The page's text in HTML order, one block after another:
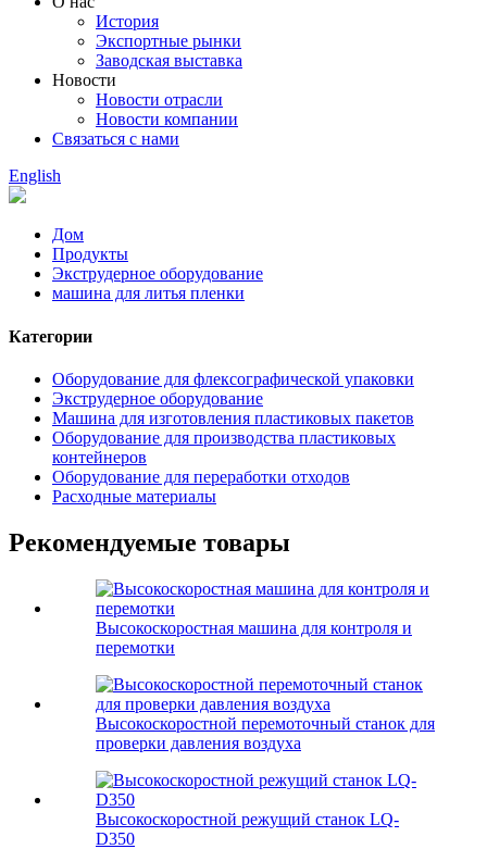
История
Экспортные рынки
Заводская выставка
Новости
Новости отрасли
Новости компании
Связаться с нами
English
Дом
Продукты
Экструдерное оборудование
машина для литья пленки
Категории
Оборудование для флексографической упаковки
Экструдерное оборудование
Машина для изготовления пластиковых пакетов
Оборудование для производства пластиковых
контейнеров
Оборудование для переработки отходов
Расходные материалы
Рекомендуемые товары
Высокоскоростная машина для контроля и
перемотки
Высокоскоростной перемоточный станок для
проверки давления воздуха
Высокоскоростной режущий станок LQ-
D350